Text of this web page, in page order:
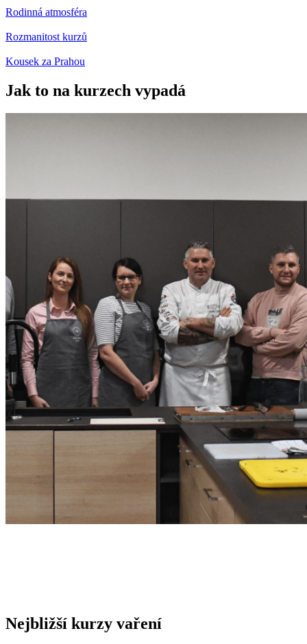
Rodinná atmosféra
Rozmanitost kurzů
Kousek za Prahou
Jak to na kurzech vypadá
Nejbližší kurzy vaření